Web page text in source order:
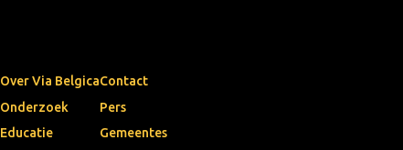
Over Via Belgica
Onderzoek
Educatie
Contact
Pers
Gemeentes